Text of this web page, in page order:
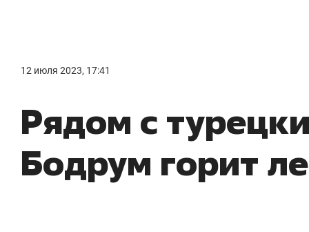
12 июля 2023, 17:41
Рядом с
Бодрум горит
правил, бизнес может
потерять минимум
Как бизнесу выйти на зарубежные